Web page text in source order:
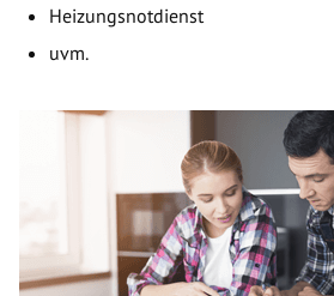
Heizungsnotdienst
uvm.